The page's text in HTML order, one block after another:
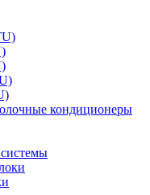
кондиционеры